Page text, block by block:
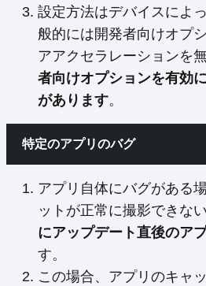
設定方法はデバイスによ
般的には開発者向けオプ
アアクセラレーションを
者向けオプションを有効
があります。
特定のアプリのバグ
アプリ自体にバグがある
ットが正常に撮影できな
にアップデート直後のア
す。
この場合、アプリのキャ